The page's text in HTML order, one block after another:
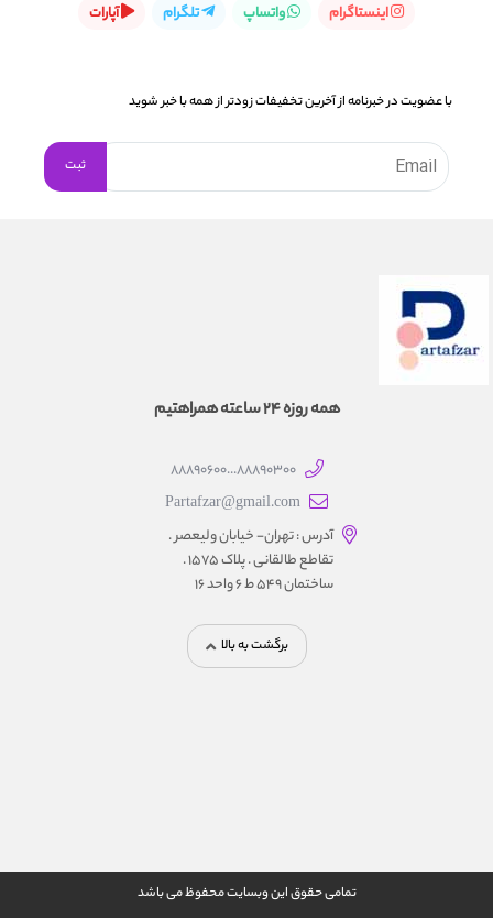
اینستاگرام واتساپ تلگرام آپارات
با عضویت در خبرنامه از آخرین تخفیفات زودتر از همه با خبر شوید
همه روزه 24 ساعته همراهتیم
88890300...88890600
Partafzar@gmail.com
آدرس : تهران- خیابان ولیعصر .
تقاطع طالقانی . پلاک 1575 .
ساختمان 549 ط 6 واحد 16
برگشت به بالا
تمامی حقوق این وبسایت محفوظ می باشد